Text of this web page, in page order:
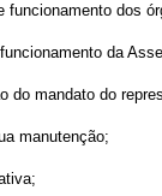
dos
da
do mandato do
manutenção;